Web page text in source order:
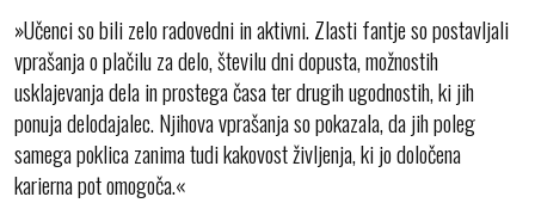
»Učenci so bili zelo radovedni in aktivni. Zlasti fantje so postavljali
vprašanja o plačilu za delo, številu dni dopusta, možnostih
usklajevanja dela in prostega časa ter drugih ugodnostih, ki jih
ponuja delodajalec. Njihova vprašanja so pokazala, da jih poleg
samega poklica zanima tudi kakovost življenja, ki jo določena
karierna pot omogoča.«